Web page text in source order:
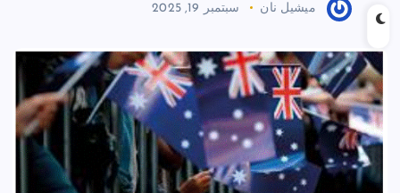
ميشيل نان سبتمبر 19, 2025